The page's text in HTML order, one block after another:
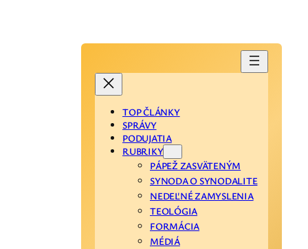
TOP ČLÁNKY
SPRÁVY
PODUJATIA
RUBRIKY
PÁPEŽ ZASVÄTENÝM
SYNODA O SYNODALITE
NEDEĽNÉ ZAMYSLENIA
TEOLÓGIA
FORMÁCIA
MÉDIÁ